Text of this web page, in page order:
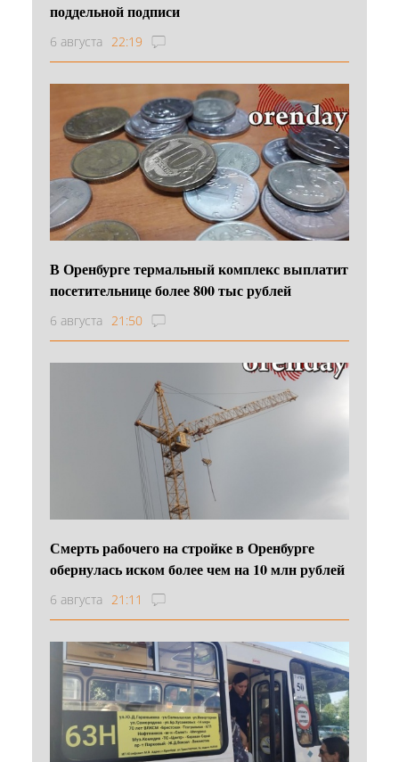
поддельной подписи
6 августа 22:19
В Оренбурге термальный комплекс выплатит
посетительнице более 800 тыс рублей
6 августа 21:50
Смерть рабочего на стройке в Оренбурге
обернулась иском более чем на 10 млн рублей
6 августа 21:11